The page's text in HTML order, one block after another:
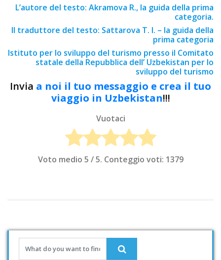
L’autore del testo: Akramova R., la guida della prima
categoria.
Il traduttore del testo: Sattarova T. I. – la guida della
prima categoria
Istituto per lo sviluppo del turismo presso il Comitato
statale della Repubblica dell’ Uzbekistan per lo
sviluppo del turismo
Invia a noi il tuo messaggio e crea il tuo
viaggio in Uzbekistan!!!
Vuotaci
Voto medio 5 / 5. Conteggio voti: 1379